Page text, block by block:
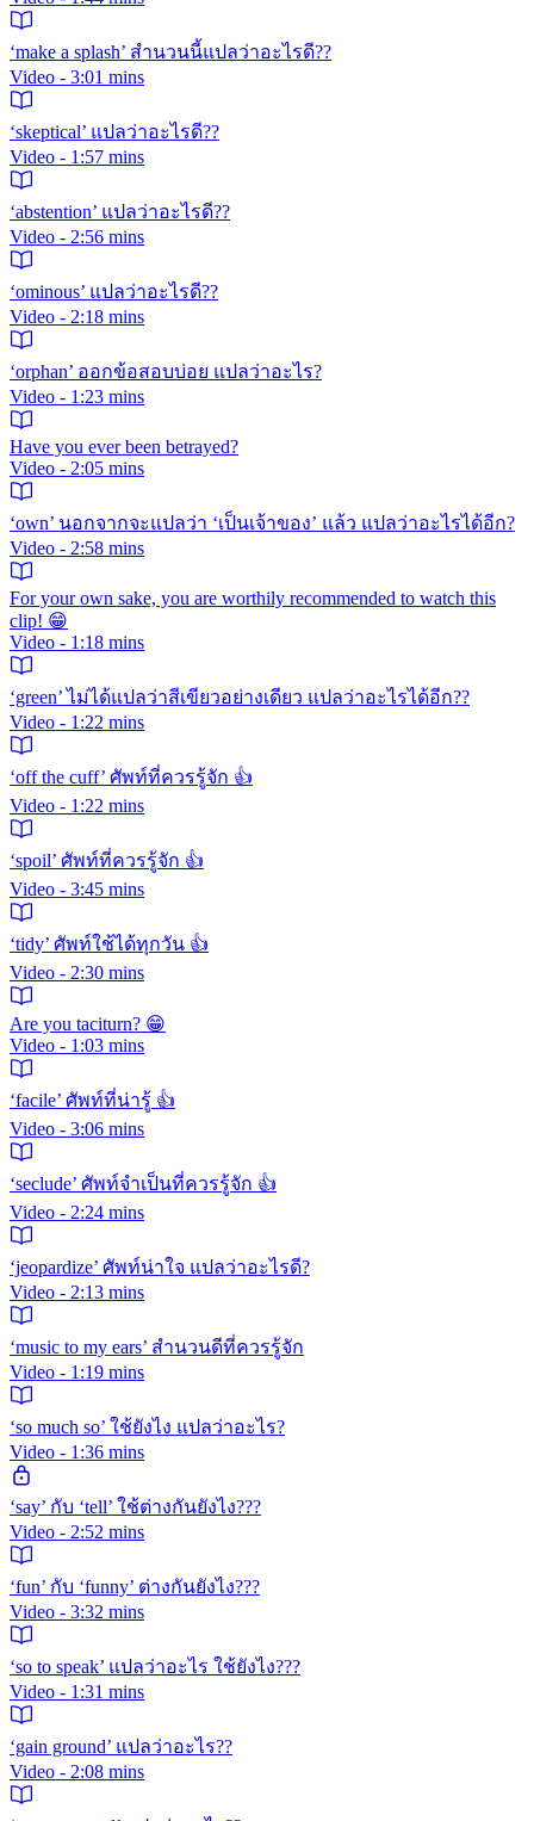
‘make a splash’ สำนวนนี้แปลว่าอะไรดี??
Video - 3:01 mins
‘skeptical’ แปลว่าอะไรดี??
Video - 1:57 mins
‘abstention’ แปลว่าอะไรดี??
Video - 2:56 mins
‘ominous’ แปลว่าอะไรดี??
Video - 2:18 mins
‘orphan’ ออกข้อสอบบ่อย แปลว่าอะไร?
Video - 1:23 mins
Have you ever been betrayed?
Video - 2:05 mins
‘own’ นอกจากจะแปลว่า ‘เป็นเจ้าของ’ แล้ว แปลว่าอะไรได้อีก?
Video - 2:58 mins
For your own sake, you are worthily recommended to watch this
clip! 😁
Video - 1:18 mins
‘green’ ไม่ได้แปลว่าสีเขียวอย่างเดียว แปลว่าอะไรได้อีก??
Video - 1:22 mins
‘off the cuff’ ศัพท์ที่ควรรู้จัก 👍
Video - 1:22 mins
‘spoil’ ศัพท์ที่ควรรู้จัก 👍
Video - 3:45 mins
‘tidy’ ศัพท์ใช้ได้ทุกวัน 👍
Video - 2:30 mins
Are you taciturn? 😁
Video - 1:03 mins
‘facile’ ศัพท์ที่น่ารู้ 👍
Video - 3:06 mins
‘seclude’ ศัพท์จำเป็นที่ควรรู้จัก 👍
Video - 2:24 mins
‘jeopardize’ ศัพท์น่าใจ แปลว่าอะไรดี?
Video - 2:13 mins
‘music to my ears’ สำนวนดีที่ควรรู้จัก
Video - 1:19 mins
‘so much so’ ใช้ยังไง แปลว่าอะไร?
Video - 1:36 mins
‘say’ กับ ‘tell’ ใช้ต่างกันยังไง???
Video - 2:52 mins
‘fun’ กับ ‘funny’ ต่างกันยังไง???
Video - 3:32 mins
‘so to speak’ แปลว่าอะไร ใช้ยังไง???
Video - 1:31 mins
‘gain ground’ แปลว่าอะไร??
Video - 2:08 mins